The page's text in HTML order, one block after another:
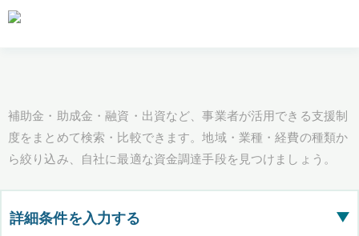
補助金・助成金・融資・出資など、事業者が活用できる支援制
度をまとめて検索・比較できます。地域・業種・経費の種類か
ら絞り込み、自社に最適な資金調達手段を見つけましょう。
詳細条件を入力する ▶